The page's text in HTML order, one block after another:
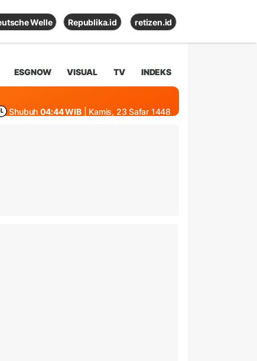
Welle Republika.id retizen.id
ESGNOW VISUAL TV INDEKS
Shubuh 04:44 WIB | Kamis, 23 Safar 1448